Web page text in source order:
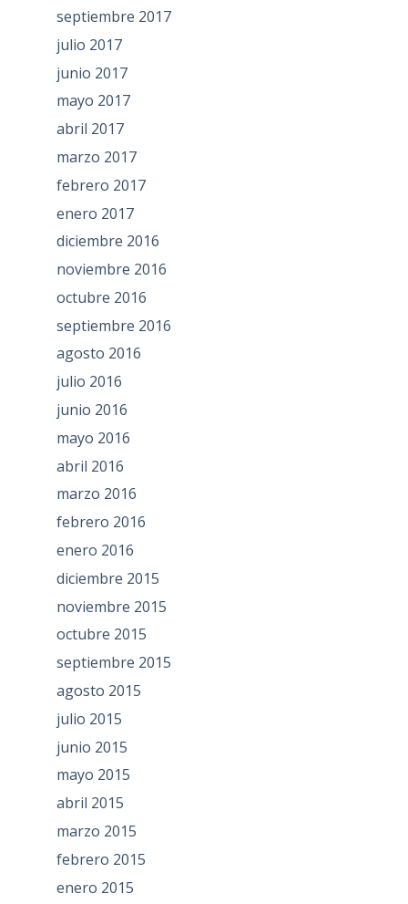
septiembre 2017
julio 2017
junio 2017
mayo 2017
abril 2017
marzo 2017
febrero 2017
enero 2017
diciembre 2016
noviembre 2016
octubre 2016
septiembre 2016
agosto 2016
julio 2016
junio 2016
mayo 2016
abril 2016
marzo 2016
febrero 2016
enero 2016
diciembre 2015
noviembre 2015
octubre 2015
septiembre 2015
agosto 2015
julio 2015
junio 2015
mayo 2015
abril 2015
marzo 2015
febrero 2015
enero 2015